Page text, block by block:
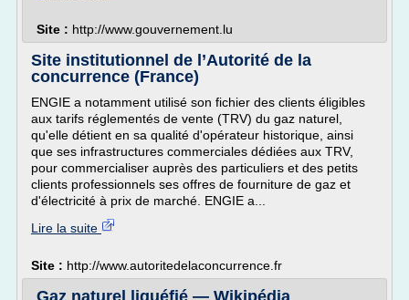
Site : http://www.gouvernement.lu
Site institutionnel de l’Autorité de la
concurrence (France)
ENGIE a notamment utilisé son fichier des clients éligibles
aux tarifs réglementés de vente (TRV) du gaz naturel,
qu'elle détient en sa qualité d'opérateur historique, ainsi
que ses infrastructures commerciales dédiées aux TRV,
pour commercialiser auprès des particuliers et des petits
clients professionnels ses offres de fourniture de gaz et
d'électricité à prix de marché. ENGIE a...
Lire la suite
Site : http://www.autoritedelaconcurrence.fr
Gaz naturel liquéfié — Wikipédia